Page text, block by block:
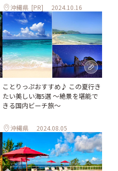
沖縄県 [PR] 2024.10.16
ことりっぷおすすめ♪ この夏行き
たい美しい海5選 〜絶景を堪能で
きる国内ビーチ旅～
沖縄県 2024.08.05